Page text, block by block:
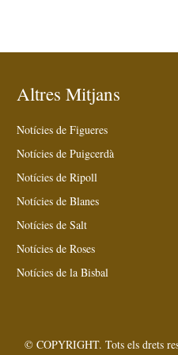
Altres Mitjans
Notícies de Figueres
Notícies de Puigcerdà
Notícies de Ripoll
Notícies de Blanes
Notícies de Salt
Notícies de Roses
Notícies de la Bisbal
© COPYRIGHT. Tots els drets